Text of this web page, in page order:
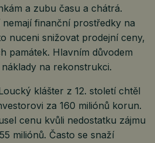
a zubu času a chátrá.
nemají finanční prostředky na
nuceni snižovat prodejní ceny,
památek. Hlavním důvodem
na rekonstrukci.
klášter z 12. století chtěl
za 160 miliónů korun.
cenu kvůli nedostatku zájmu
miliónů. Často se snaží